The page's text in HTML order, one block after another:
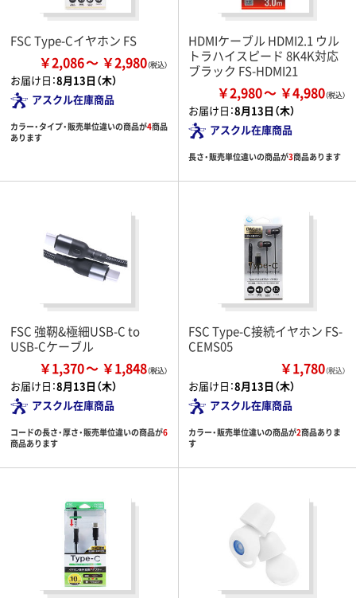
FSC Type-Cイヤホン FS
￥2,086 ￥2,980
お届け日：8月13日（木）
アスクル在庫商品
カラー・タイプ・販売単位違いの商品が4商品
あります
HDMIケーブル HDMI2.1 ウル
トラハイスピード 8K4K対応
ブラック FS-HDMI21
￥2,980 ￥4,980
お届け日：8月13日（木）
アスクル在庫商品
長さ・販売単位違いの商品が3商品あります
FSC 強靭&極細USB-C to
USB-Cケーブル
￥1,370 ￥1,848
お届け日：8月13日（木）
アスクル在庫商品
コードの長さ・厚さ・販売単位違いの商品が6
商品あります
FSC Type-C接続イヤホン FS-
CEMS05
￥1,780（税込）
お届け日：8月13日（木）
アスクル在庫商品
カラー・販売単位違いの商品が2商品ありま
す